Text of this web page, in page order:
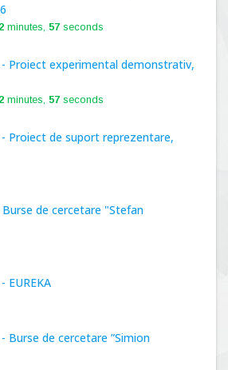
minutes, 56 seconds
- Proiect experimental demonstrativ,
minutes, 56 seconds
- Proiect de suport reprezentare,
Burse de cercetare "Stefan
EUREKA
Burse de cercetare ”Simion